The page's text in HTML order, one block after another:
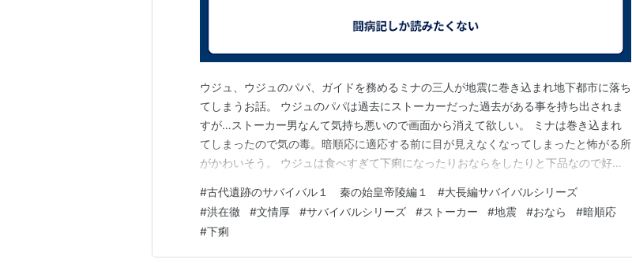
ウジュ、ウジュのパパ、ガイドを務めるミナの三人が地震に巻き込まれ地下都市に落ち
てしまうお話。 ウジュのパパは過去にストーカーだった過去がある事を持ち出されま
すが…ストーカー男なんて気持ち悪いので画面から消えて欲しい。 ミナは巻き込まれ
てしまったので気の毒。暗順応に適応する前に目が見えなくなってしまったと怖がる所
がかわいそう。 ウジュは食べすぎて下痢になったりおならをしたりと下品なので好き
るから一緒に旅行に行こうとさそうパパも正直クズだと思いますが…) ウジュとウジュ
のパパがずっとカリカリ足を引っ張り合いをしていて怒…
#古代遺跡のサバイバル１ 秦の始皇帝陵編１ #大長編サバイバルシリーズ
#洪在徹 #文情厚 #サバイバルシリーズ #ストーカー #地震 #おなら #暗順応
#下痢